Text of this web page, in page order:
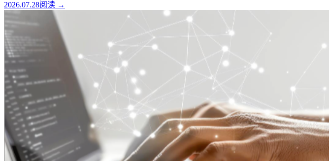
2026.07.28阅读 →